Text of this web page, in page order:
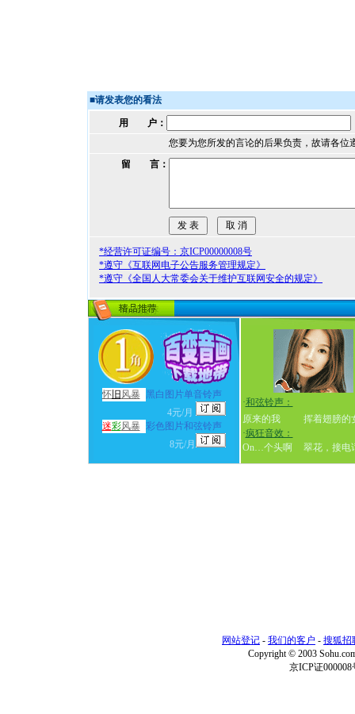
■请发表您的看法
用 户：
您要为您所发的言论的后果负责，故请各位
留 言：
*经营许可证编号：京ICP00000008号
*遵守《互联网电子公告服务管理规定》
*遵守《全国人大常委会关于维护互联网安全的规定》
怀旧 风暴
黑白图片单音铃声
4元/月
迷彩风暴 彩色图片和弦铃声
8元/月
·和弦铃声：
原来的我
挥着翅膀的
·疯狂音效：
On…个头啊
翠花，接
网站登记 - 我们的客户 - 搜狐招
Copyright © 2003
京ICP证